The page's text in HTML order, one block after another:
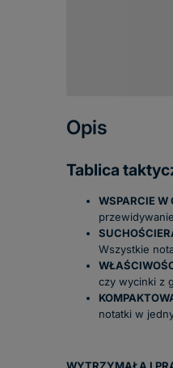
Opis
Tablica
WSPARCIE W
Wszystkie
czy wycinki z
notatki w